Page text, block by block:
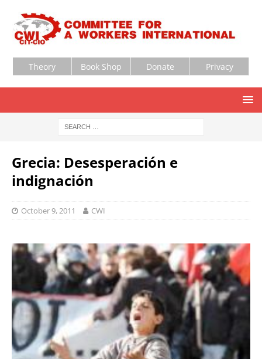
Theory Book Shop Donate Privacy
Grecia: Desesperación e
indignación
October 9, 2011 CWI